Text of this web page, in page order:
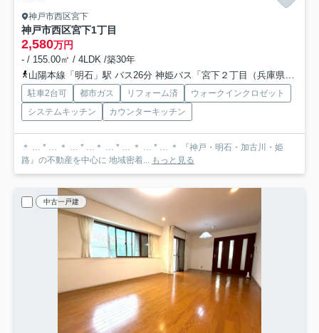
神戸市西区宮下
神戸市西区宮下1丁目
2,580万円
- / 155.00㎡ / 4LDK /築30年
山陽本線「明石」駅 バス26分 神姫バス「宮下２丁目（兵庫県）」 停歩4分
駐車2台可 都市ガス リフォーム済
ウォークインクロゼット
システムキッチン
カウンターキッチン
＊ … * … ＊ … * …＊ … * … ＊ … * … ＊ 『神戸・明石・加古川・姫
路』の不動産を中心に 地域密着... もっと見る
中古一戸建